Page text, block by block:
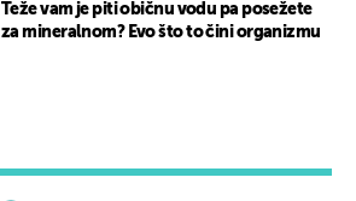
Teže vam je piti običnu vodu pa posežete
za mineralnom? Evo što to čini organizmu